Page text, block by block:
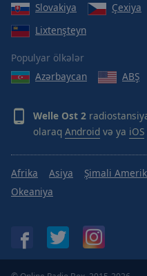
Dialog
End
dialog
window.
Slovakiya
Çexiya
Lixtenşteyn
Populyar ölkələr
Azərbaycan
ABŞ
Welle Ost 2
olaraq Android və ya iOS
Afrika Asiya Şimali
Okeaniya